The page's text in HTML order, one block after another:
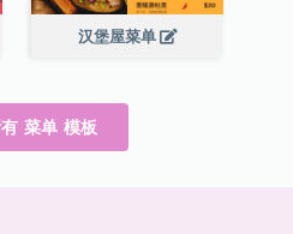
汉堡屋菜单
菜单 模板